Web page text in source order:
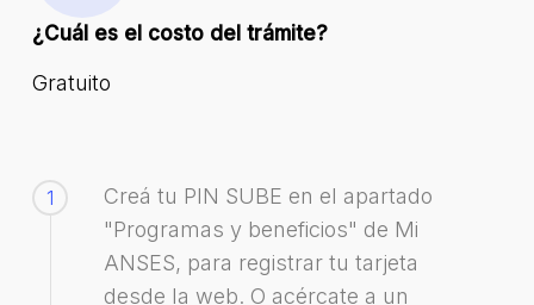
¿Cuál es el costo del trámite?
Gratuito
1
Creá tu PIN SUBE en el apartado
"Programas y beneficios" de Mi
ANSES, para registrar tu tarjeta
desde la web. O acércate a un